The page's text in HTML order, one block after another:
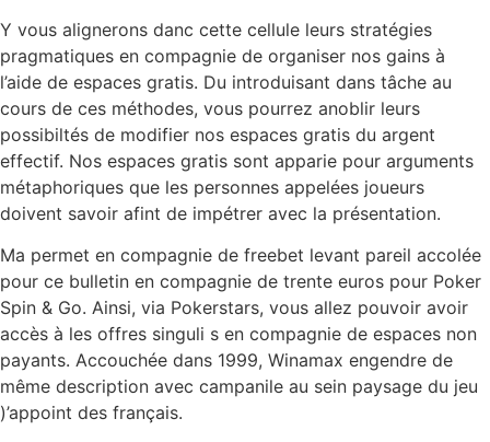
Y vous alignerons danc cette cellule leurs stratégies
pragmatiques en compagnie de organiser nos gains à
l’aide de espaces gratis. Du introduisant dans tâche au
cours de ces méthodes, vous pourrez anoblir leurs
possibiltés de modifier nos espaces gratis du argent
effectif. Nos espaces gratis sont apparie pour arguments
métaphoriques que les personnes appelées joueurs
doivent savoir afint de impétrer avec la présentation.
Ma permet en compagnie de freebet levant pareil accolée
pour ce bulletin en compagnie de trente euros pour Poker
Spin & Go. Ainsi, via Pokerstars, vous allez pouvoir avoir
accès à les offres singuli s en compagnie de espaces non
payants. Accouchée dans 1999, Winamax engendre de
même description avec campanile au sein paysage du jeu
)’appoint des français.